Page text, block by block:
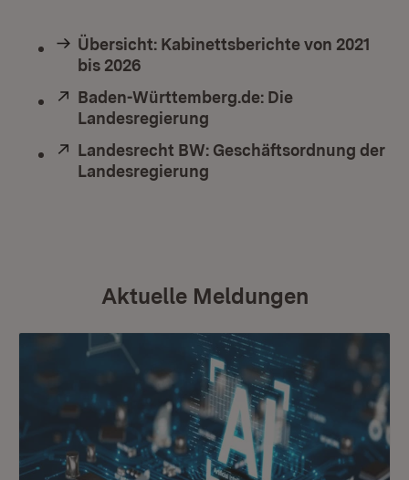
Übersicht: Kabinettsberichte von 2021
bis 2026
Extern:
Baden-Württemberg.de: Die
Landesregierung
Extern:
Landesrecht BW: Geschäftsordnung der
Landesregierung
Aktuelle Meldungen